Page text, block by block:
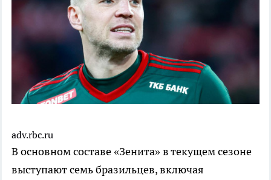
adv.rbc.ru
В основном составе «Зенита» в текущем сезоне
выступают семь бразильцев, включая